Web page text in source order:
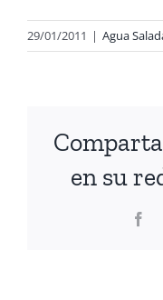
29/01/2011 | Agua
en su